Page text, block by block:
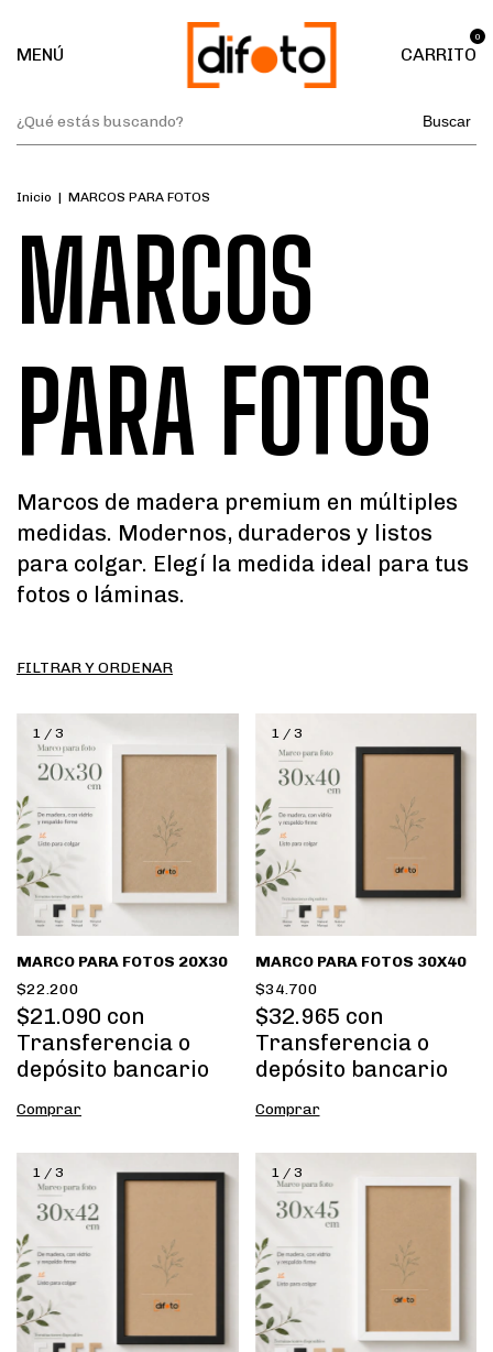
MENÚ CARRITO
0
Buscar
Inicio | MARCOS PARA FOTOS
MARCOS
PARA FOTOS
Marcos de madera premium en múltiples
medidas. Modernos, duraderos y listos
para colgar. Elegí la medida ideal para tus
fotos o láminas.
FILTRAR Y ORDENAR
1 / 3
MARCO PARA FOTOS 20X30
$22.200
$21.090 con
Transferencia o
depósito bancario
Comprar
1/ 3
MARCO PARA FOTOS 30X40
$34.700
$32.965 con
Transferencia o
depósito bancario
Comprar
1 / 3 1 / 3